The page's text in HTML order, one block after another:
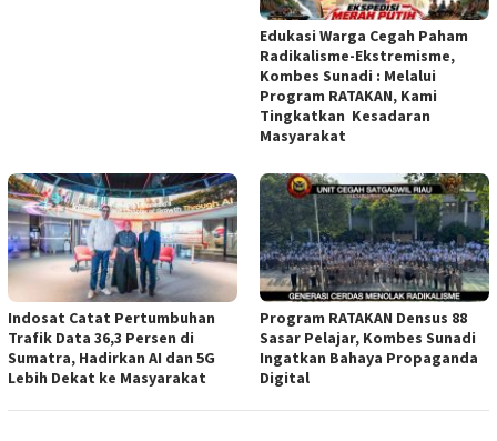
Edukasi Warga Cegah Paham
Radikalisme-Ekstremisme,
Kombes Sunadi : Melalui
Program RATAKAN, Kami
Tingkatkan Kesadaran
Masyarakat
Indosat Catat Pertumbuhan
Trafik Data 36,3 Persen di
Sumatra, Hadirkan AI dan 5G
Lebih Dekat ke Masyarakat
Program RATAKAN Densus 88
Sasar Pelajar, Kombes Sunadi
Ingatkan Bahaya Propaganda
Digital